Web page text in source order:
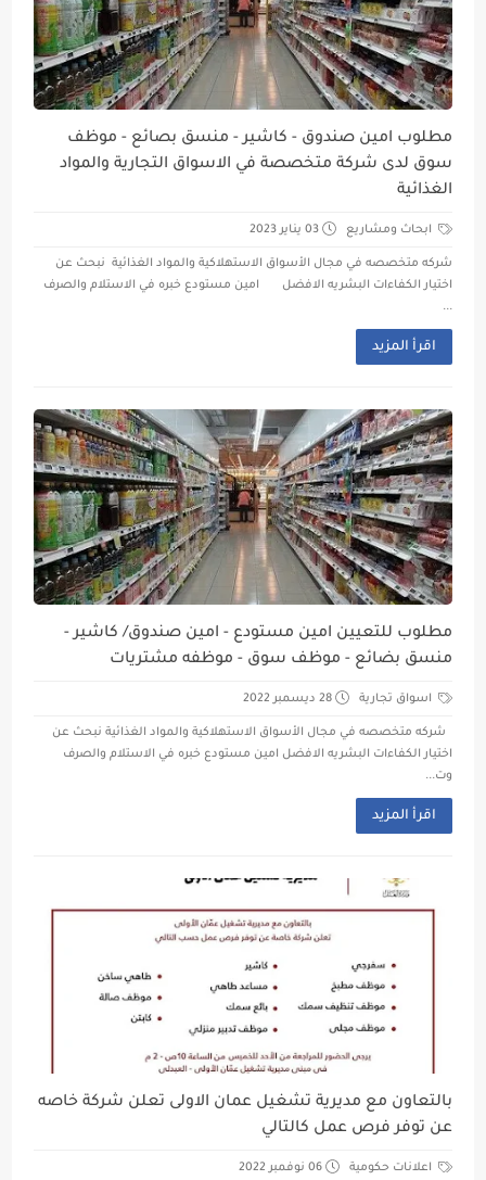
مطلوب امين صندوق - كاشير - منسق بصائع - موظف
سوق لدى شركة متخصصة في الاسواق التجارية والمواد
الغذائية
ابحاث ومشاريع 03 يناير 2023
شركه متخصصه في مجال الأسواق الاستهلاكية والمواد الغذائية نبحث عن
اختيار الكفاءات البشريه الافضل امين مستودع خبره في الاستلام والصرف
...
اقرأ المزيد
مطلوب للتعيين امين مستودع - امين صندوق/ كاشير -
منسق بضائع - موظف سوق - موظفه مشتريات
اسواق تجارية 28 ديسمبر 2022
شركه متخصصه في مجال الأسواق الاستهلاكية والمواد الغذائية نبحث عن
اختيار الكفاءات البشريه الافضل امين مستودع خبره في الاستلام والصرف
وت...
اقرأ المزيد
بالتعاون مع مديرية تشغيل عمان الاولى تعلن شركة خاصه
عن توفر فرص عمل كالتالي
اعلانات حكومية 06 نوفمبر 2022